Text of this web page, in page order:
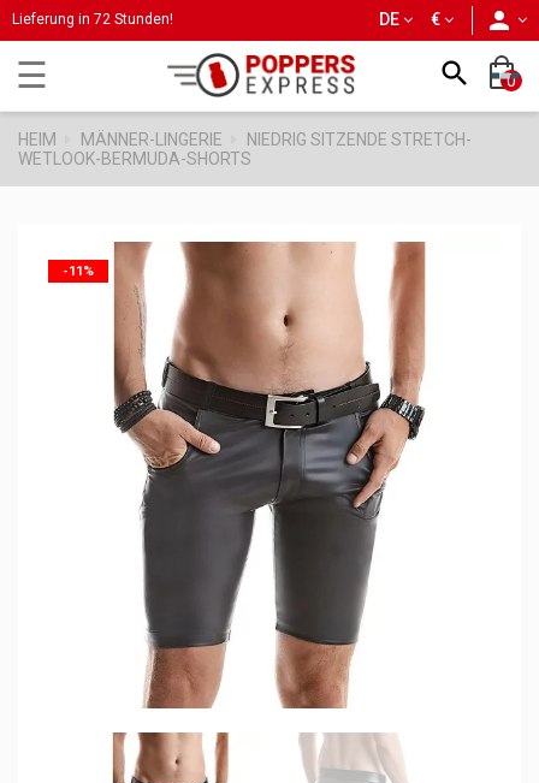
Lieferung in 72 Stunden! €
DE
Umschalten
der
Navigation
☰  0
HEIM MÄNNER-LINGERIE
NIEDRIG SITZENDE STRETCH-
WETLOOK-BERMUDA-SHORTS
-11%